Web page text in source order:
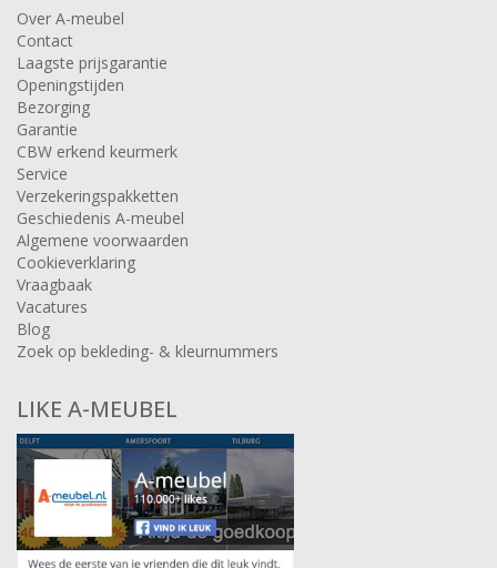
Over A-meubel
Contact
Laagste prijsgarantie
Openingstijden
Bezorging
Garantie
CBW erkend keurmerk
Service
Verzekeringspakketten
Geschiedenis A-meubel
Algemene voorwaarden
Cookieverklaring
Vraagbaak
Vacatures
Blog
Zoek op bekleding- & kleurnummers
LIKE A-MEUBEL